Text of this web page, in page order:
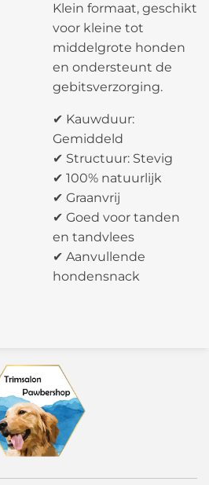
Klein formaat, geschikt
voor kleine tot
middelgrote honden
en ondersteunt de
gebitsverzorging.
✔ Kauwduur:
Gemiddeld
✔ Structuur: Stevig
✔ 100% natuurlijk
✔ Graanvrij
✔ Goed voor tanden
en tandvlees
✔ Aanvullende
hondensnack